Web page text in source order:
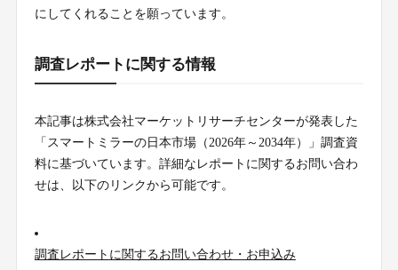
にしてくれることを願っています。
調査レポートに関する情報
本記事は株式会社マーケットリサーチセンターが発表した
「スマートミラーの日本市場（2026年～2034年）」調査資
料に基づいています。詳細なレポートに関するお問い合わ
せは、以下のリンクから可能です。
調査レポートに関するお問い合わせ・お申込み